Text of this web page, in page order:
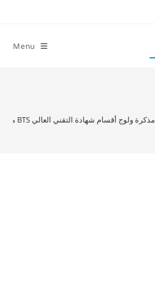
Menu
مذكرة ولوج أقسام شهادة التقني العالي BTS موسم 2019/2020